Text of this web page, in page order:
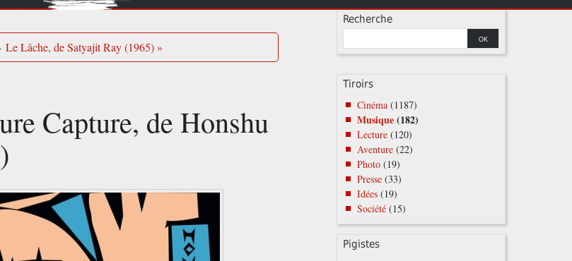
Le Lâche, de Satyajit Ray (1965) »
Capture, de Honshu
Recherche
Tiroirs
Cinéma (1187)
Musique (182)
Lecture (120)
Aventure (22)
Photo (19)
Presse (33)
Idées (19)
Société (15)
Pigistes